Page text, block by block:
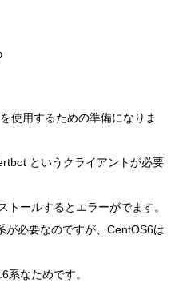
使用するための準備になりま
というクライアントが必要
ールするとエラーがでます。
が必要なのですが、CentOS6は
系なためです。